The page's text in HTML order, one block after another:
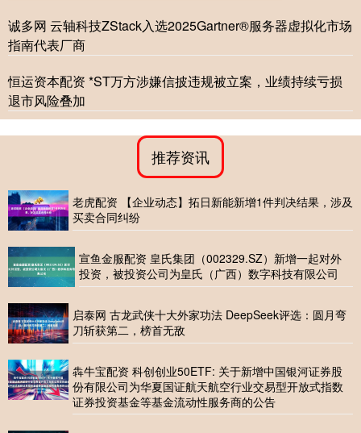
诚多网 云轴科技ZStack入选2025Gartner®服务器虚拟化市场
指南代表厂商
恒运资本配资 *ST万方涉嫌信披违规被立案，业绩持续亏损
退市风险叠加
推荐资讯
老虎配资 【企业动态】拓日新能新增1件判决结果，涉及
买卖合同纠纷
宣鱼金服配资 皇氏集团（002329.SZ）新增一起对外
投资，被投资公司为皇氏（广西）数字科技有限公司
启泰网 古龙武侠十大外家功法 DeepSeek评选：圆月弯
刀斩获第二，榜首无敌
犇牛宝配资 科创创业50ETF: 关于新增中国银河证券股
份有限公司为华夏国证航天航空行业交易型开放式指数
证券投资基金等基金流动性服务商的公告